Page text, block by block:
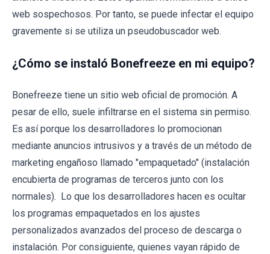
web sospechosos. Por tanto, se puede infectar el equipo
gravemente si se utiliza un pseudobuscador web.
¿Cómo se instaló Bonefreeze en mi equipo?
Bonefreeze tiene un sitio web oficial de promoción. A
pesar de ello, suele infiltrarse en el sistema sin permiso.
Es así porque los desarrolladores lo promocionan
mediante anuncios intrusivos y a través de un método de
marketing engañoso llamado "empaquetado" (instalación
encubierta de programas de terceros junto con los
normales). Lo que los desarrolladores hacen es ocultar
los programas empaquetados en los ajustes
personalizados avanzados del proceso de descarga o
instalación. Por consiguiente, quienes vayan rápido de